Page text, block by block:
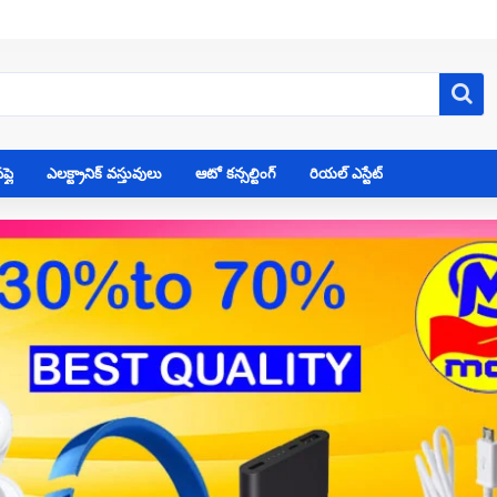
ఎలక్ట్రానిక్ వస్తువులు ఆటో కన్సల్టింగ్ రియల్ ఎస్టేట్